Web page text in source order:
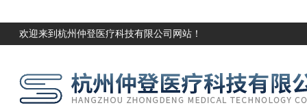
欢迎来到杭州仲登医疗科技有限公司网站！